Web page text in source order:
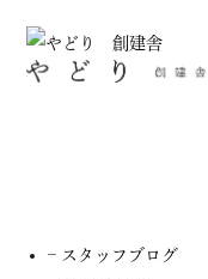
– スタッフブログ